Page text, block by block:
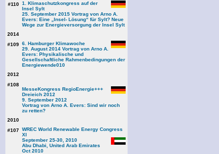
#110 1. Klimaschutzkongress auf der
Insel Sylt
25. September 2015 Vortrag von Arno A.
Evers: Eine „Insel- Lösung“ für Sylt? Neue
Wege zur Energieversorgung der Insel Sylt
2014
#109 6. Hamburger Klimawoche
29. August 2014 Vortrag von Arno A.
Evers: Physikalische und
Gesellschaftliche Rahmenbedingungen der
Energiewende010
2012
#108
MesseKongress RegioEnergie+++
Dreieich 2012
9. September 2012
Vortrag von Arno A. Evers: Sind wir noch
zu retten?
2010
#107 WREC World Renewable Energy Congress
XI
September 25-30, 2010
Abu Dhabi, United Arab Emirates
Oct 2010